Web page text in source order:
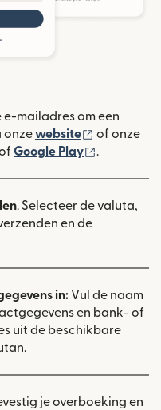
e-mailadres om een
onzewebsite (wordt
of onze
geopend in een
Google Play .
. Selecteer de valuta,
en de
in: Vul de naam
en bank- of
uit de beschikbare
je overboeking en